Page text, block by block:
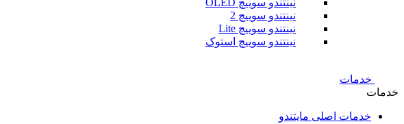
نینتندو سوییچ OLED
نینتندو سوییچ 2
نینتندو سوییچ Lite
نینتندو سوییچ استوک
خدمات
خدمات
خدمات اصلی مایتندو